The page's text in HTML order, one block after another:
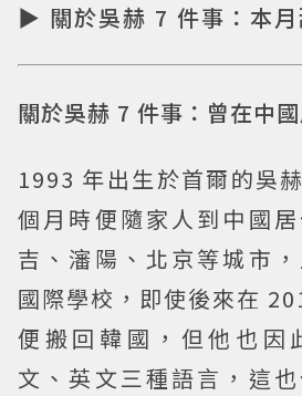
▶ 關於吳赫 7 件事：本月
關於吳赫 7 件事：曾在中
1993 年出生於首爾的吳
個月時便隨家人到中國
吉、瀋陽、北京等城市
國際學校，即使後來在
便搬回韓國，但他也因
文、英文三種語言，這